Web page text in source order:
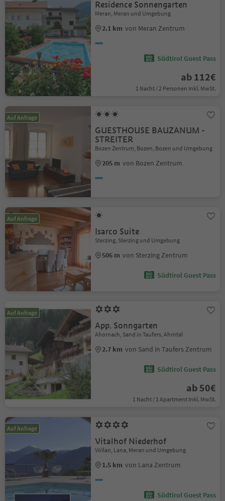
Residence Sonnengarten
Meran, Meran und Umgebung
2.1 km von Meran Zentrum
Südtirol Guest Pass
ab 112€
1 Nacht / 2 Personen Inkl. MwSt.
Auf Anfrage
GUESTHOUSE BAUZANUM -
STREITER
Bozen Zentrum, Bozen, Bozen und Umgebung
205 m von Bozen Zentrum
Auf Anfrage
Isarco Suite
Sterzing, Sterzing und Umgebung
506 m von Sterzing Zentrum
Südtirol Guest Pass
Auf Anfrage
App. Sonngarten
Ahornach, Sand in Taufers, Ahrntal
2.7 km von Sand in Taufers Zentrum
Südtirol Guest Pass
ab 50€
1 Nacht / 1 Apartment Inkl. MwSt.
Auf Anfrage
Vitalhof Niederhof
Völlan, Lana, Meran und Umgebung
1.5 km von Lana Zentrum
Südtirol Guest Pass